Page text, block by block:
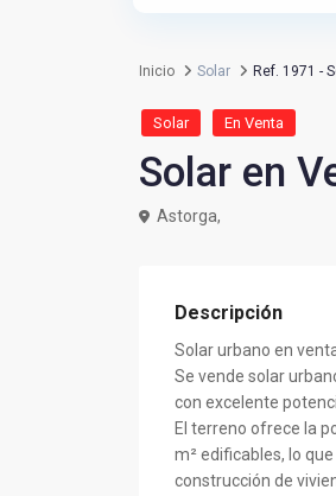
Inicio Solar Ref. 1971 -
Solar En Venta
Solar en
Astorga,
Descripción
Solar urbano en
Se vende solar
con excelente
El terreno ofrece la
m² edificables, lo
construcción de